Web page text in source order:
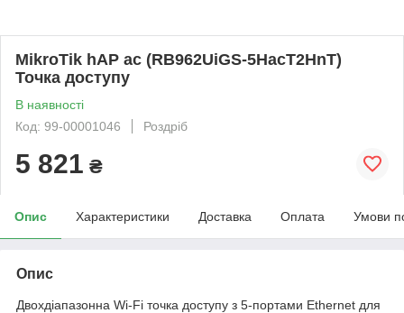
MikroTik hAP ac (RB962UiGS-5HacT2HnT)
Точка доступу
В наявності
Код: 99-00001046
Роздріб
5 821 ₴
Опис Характеристики Доставка Оплата Умови
Опис
Двохдіапазонна Wi-Fi точка доступу з 5-портами Ethernet для